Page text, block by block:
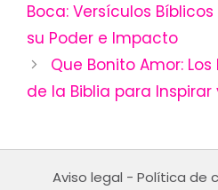
Boca: Versículos
su Poder e Impacto
Que Bonito Amor:
de la Biblia para Inspirar
Aviso legal - Política de